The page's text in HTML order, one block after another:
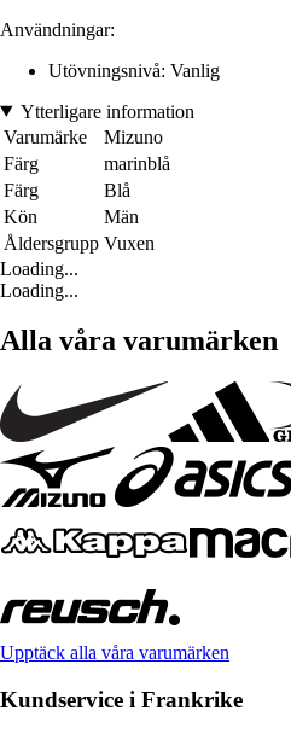
Användningar:
Utövningsnivå: Vanlig
Ytterligare information
Varumärke
Mizuno
Färg
marinblå
Färg
Blå
Kön
Män
Åldersgrupp Vuxen
Loading...
Loading...
Alla våra varumärken
Upptäck alla våra varumärken
Kundservice i Frankrike